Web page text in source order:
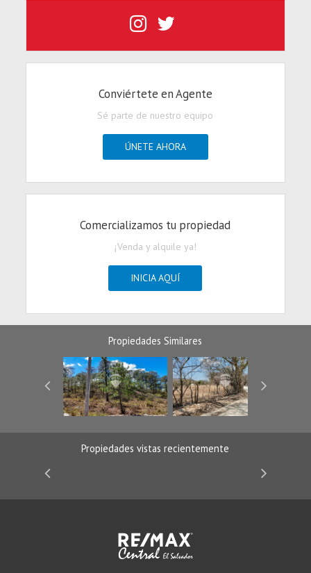
Conviértete en Agente
Sé parte de nuestro equipo
ÚNETE AHORA
Comercializamos tu propiedad
¡Venda y alquile ya!
INICIA AQUÍ
Propiedades Similares
Propiedades vistas recientemente